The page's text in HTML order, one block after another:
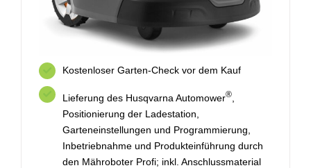
Kostenloser Garten-Check vor dem Kauf
Lieferung des Husqvarna Automower®,
Positionierung der Ladestation,
Garteneinstellungen und Programmierung,
Inbetriebnahme und Produkteinführung durch
den Mähroboter Profi; inkl. Anschlussmaterial